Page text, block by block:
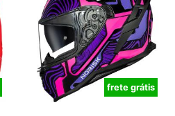
frete grátis